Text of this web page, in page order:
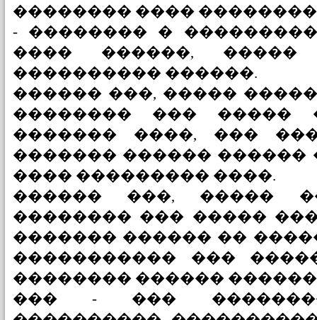
�������� ����
- �������� �
���� ������,
���������� ������.
������ ���, �����
�������� ��� �����
������� ����, ���
������� ������ ������
���� ��������� ����.
������ ���, �����
�������� ��� �����
������� ������ ��
����������� ���
�������� ������
��� - ���